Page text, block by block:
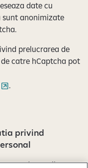
date cu
sunt anonimizate
prelucrarea de
catre hCaptcha pot
.
privind
toate drepturile